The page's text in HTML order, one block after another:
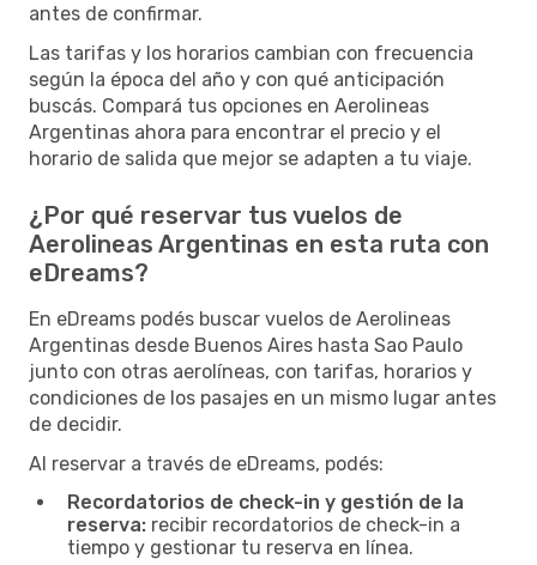
antes de confirmar.
Las tarifas y los horarios cambian con frecuencia
según la época del año y con qué anticipación
buscás. Compará tus opciones en Aerolineas
Argentinas ahora para encontrar el precio y el
horario de salida que mejor se adapten a tu viaje.
¿Por qué reservar tus vuelos de
Aerolineas Argentinas en esta ruta con
eDreams?
En eDreams podés buscar vuelos de Aerolineas
Argentinas desde Buenos Aires hasta Sao Paulo
junto con otras aerolíneas, con tarifas, horarios y
condiciones de los pasajes en un mismo lugar antes
de decidir.
Al reservar a través de eDreams, podés:
Recordatorios de check-in y gestión de la
reserva: recibir recordatorios de check-in a
tiempo y gestionar tu reserva en línea.